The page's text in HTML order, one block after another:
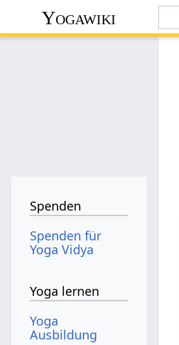
Yogawiki
Spenden
Spenden für
Yoga Vidya
Yoga lernen
Yoga
Ausbildung